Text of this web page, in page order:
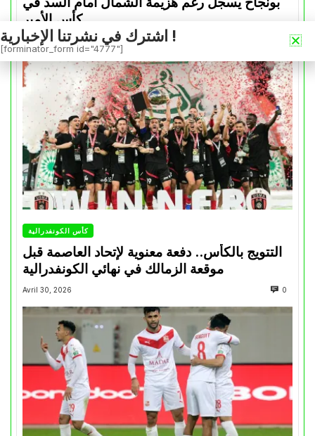
كأس الأمير
Mai 1, 2026
كأس الكونفدرالية
التتويج بالكأس.. دفعة معنوية لإتحاد العاصمة قبل
موقعة الزمالك في نهائي الكونفدرالية
Avril 30, 2026 0
اشترك في نشرتنا الإخبارية !
[forminator_form id="4777"]